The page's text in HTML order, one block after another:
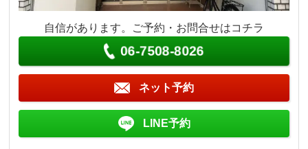
自信があります。ご予約・お問合せはコチラ
06-7508-8026
ネット予約
LINE予約